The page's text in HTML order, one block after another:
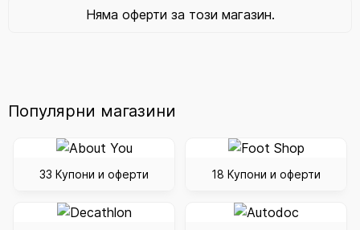
Няма оферти за този магазин.
Популярни магазини
33 Купони и оферти 18 Купони и оферти